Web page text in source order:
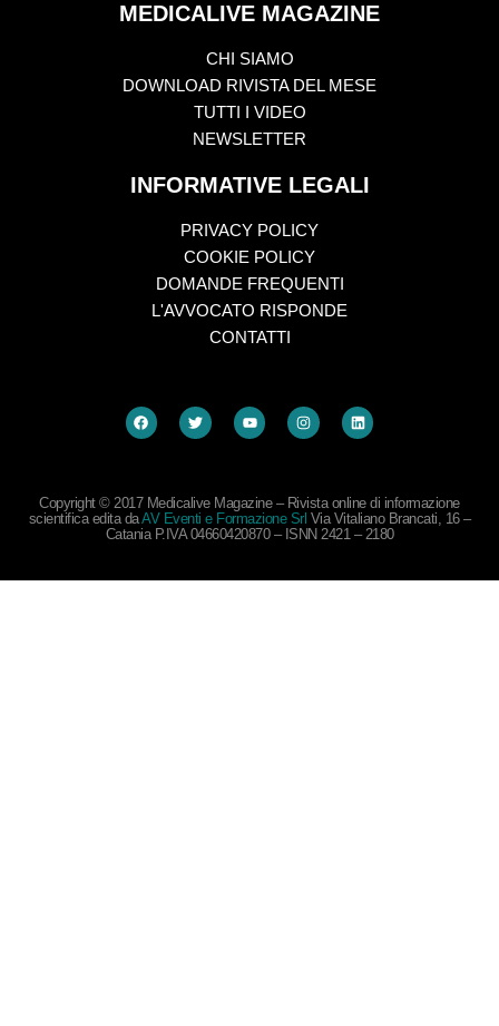
MEDICALIVE MAGAZINE
CHI SIAMO
DOWNLOAD RIVISTA DEL MESE
TUTTI I VIDEO
NEWSLETTER
INFORMATIVE LEGALI
PRIVACY POLICY
COOKIE POLICY
DOMANDE FREQUENTI
L'AVVOCATO RISPONDE
CONTATTI
Copyright © 2017 Medicalive Magazine – Rivista online di informazione
scientifica edita daAV Eventi e Formazione Srl Via Vitaliano Brancati, 16 –
Catania P.IVA 04660420870 – ISNN 2421 – 2180